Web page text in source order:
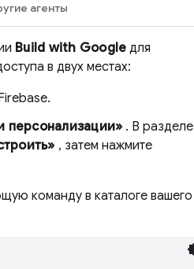
агенты
Build with Google для
в двух местах:
персонализации» . В разделе
, затем нажмите
команду в каталоге вашего